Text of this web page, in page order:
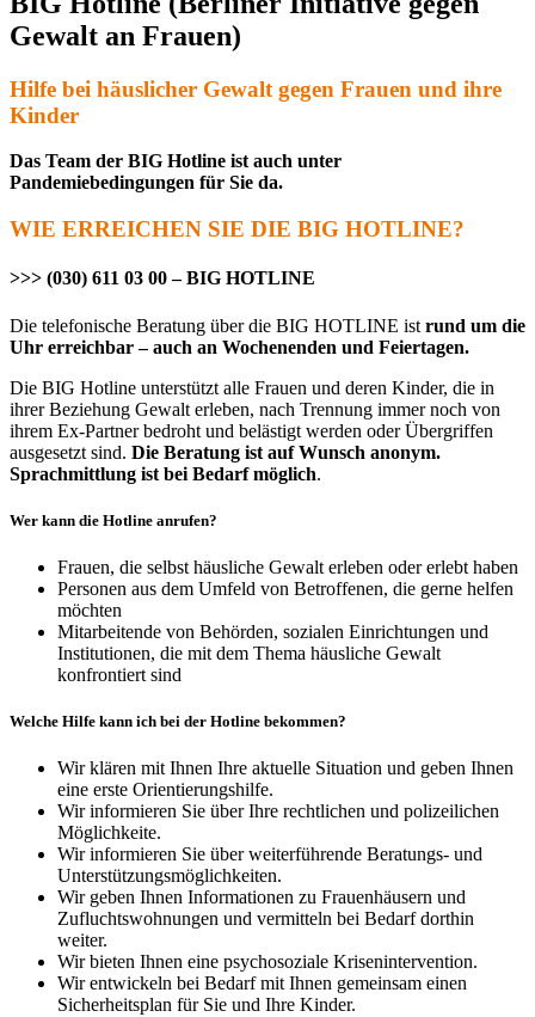
Gewalt an Frauen)
Hilfe bei häuslicher Gewalt gegen Frauen und ihre
Kinder
Das Team der BIG Hotline ist auch unter
Pandemiebedingungen für Sie da.
WIE ERREICHEN SIE DIE BIG HOTLINE?
>>> (030) 611 03 00 – BIG HOTLINE
Die telefonische Beratung über die BIG HOTLINE ist rund um die
Uhr erreichbar – auch an Wochenenden und Feiertagen.
Die BIG Hotline unterstützt alle Frauen und deren Kinder, die in
ihrer Beziehung Gewalt erleben, nach Trennung immer noch von
ihrem Ex-Partner bedroht und belästigt werden oder Übergriffen
ausgesetzt sind. Die Beratung ist auf Wunsch anonym.
Sprachmittlung ist bei Bedarf möglich.
Wer kann die Hotline anrufen?
Frauen, die selbst häusliche Gewalt erleben oder erlebt haben
Personen aus dem Umfeld von Betroffenen, die gerne helfen
möchten
Mitarbeitende von Behörden, sozialen Einrichtungen und
Institutionen, die mit dem Thema häusliche Gewalt
konfrontiert sind
Welche Hilfe kann ich bei der Hotline bekommen?
Wir klären mit Ihnen Ihre aktuelle Situation und geben Ihnen
eine erste Orientierungshilfe.
Wir informieren Sie über Ihre rechtlichen und polizeilichen
Möglichkeite.
Wir informieren Sie über weiterführende Beratungs- und
Unterstützungsmöglichkeiten.
Wir geben Ihnen Informationen zu Frauenhäusern und
Zufluchtswohnungen und vermitteln bei Bedarf dorthin
weiter.
Wir bieten Ihnen eine psychosoziale Krisenintervention.
Wir entwickeln bei Bedarf mit Ihnen gemeinsam einen
Sicherheitsplan für Sie und Ihre Kinder.